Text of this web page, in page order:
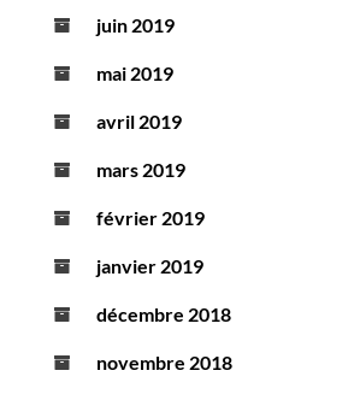
juin 2019
mai 2019
avril 2019
mars 2019
février 2019
janvier 2019
décembre 2018
novembre 2018